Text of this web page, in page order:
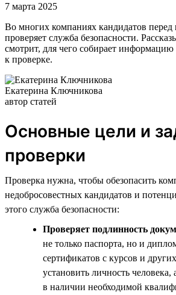
7 марта 2025
Во многих компаниях кандидатов перед
проверяет служба безопасности.
смотрит, для чего собирает информацию
к проверке.
Екатерина Ключникова
автор статей
Основные цели и
проверки
Проверка нужна, чтобы обезопасить
недобросовестных кандидатов и
этого служба безопасности:
Проверяет подлинность
не только паспорта, но и
сертификатов с курсов и
установить личность человека,
в наличии необходимой